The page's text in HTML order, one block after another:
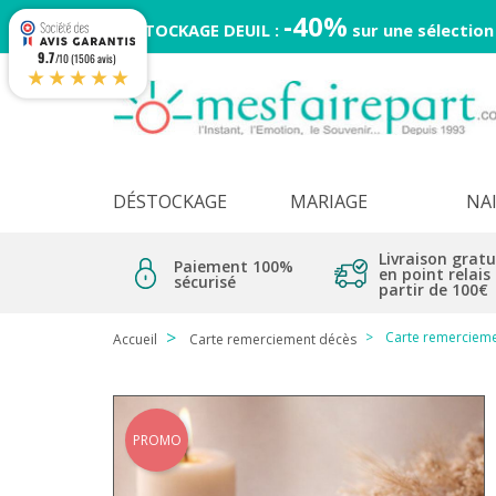
DESTOCKAGE DEUIL : -40% sur une
DÉSTOCKAGE MARIAGE
Paiement 100%
sécurisé
Livraison
en point relais
partir de 100€
Accueil Carte remerciement décès Carte
PROMO
9.7/10 (1506 avis)
★★★★★